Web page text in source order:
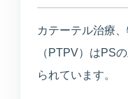
カテーテル治療
（PTPV）はPS
られています。